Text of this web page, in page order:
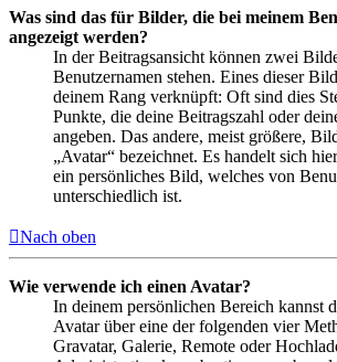
Was sind das für Bilder, die bei meinem
angezeigt werden?
In der Beitragsansicht können zwei
Benutzernamen stehen. Eines dieser
deinem Rang verknüpft: Oft sind dies
Punkte, die deine Beitragszahl oder
angeben. Das andere, meist größere,
„Avatar“ bezeichnet. Es handelt sich
ein persönliches Bild, welches von
unterschiedlich ist.
Nach oben
Wie verwende ich einen Avatar?
In deinem persönlichen Bereich kannst
Avatar über eine der folgenden vier
Gravatar, Galerie, Remote oder